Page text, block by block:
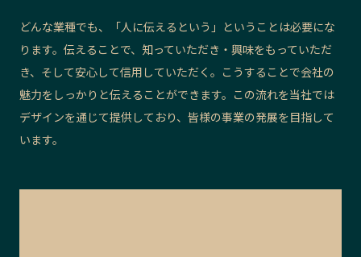
どんな業種でも、「人に伝えるという」ということは必要にな
ります。伝えることで、知っていただき・興味をもっていただ
き、そして安心して信用していただく。こうすることで会社の
魅力をしっかりと伝えることができます。この流れを当社では
デザインを通じて提供しており、皆様の事業の発展を目指して
います。